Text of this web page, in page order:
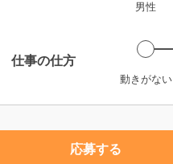
男性
仕事の仕方
動きがない
応募する